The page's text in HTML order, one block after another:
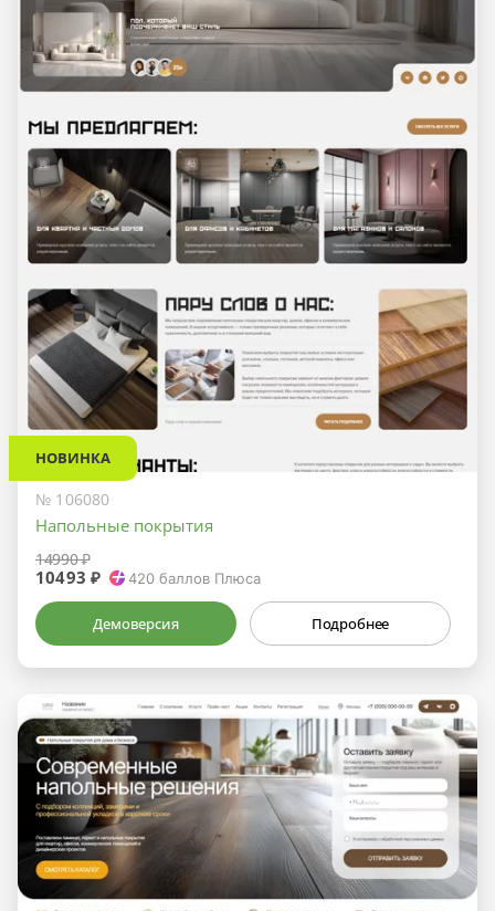
НОВИНКА
№ 106080
Напольные покрытия
14990 ₽
10493 ₽ 420 баллов Плюса
Демоверсия Подробнее